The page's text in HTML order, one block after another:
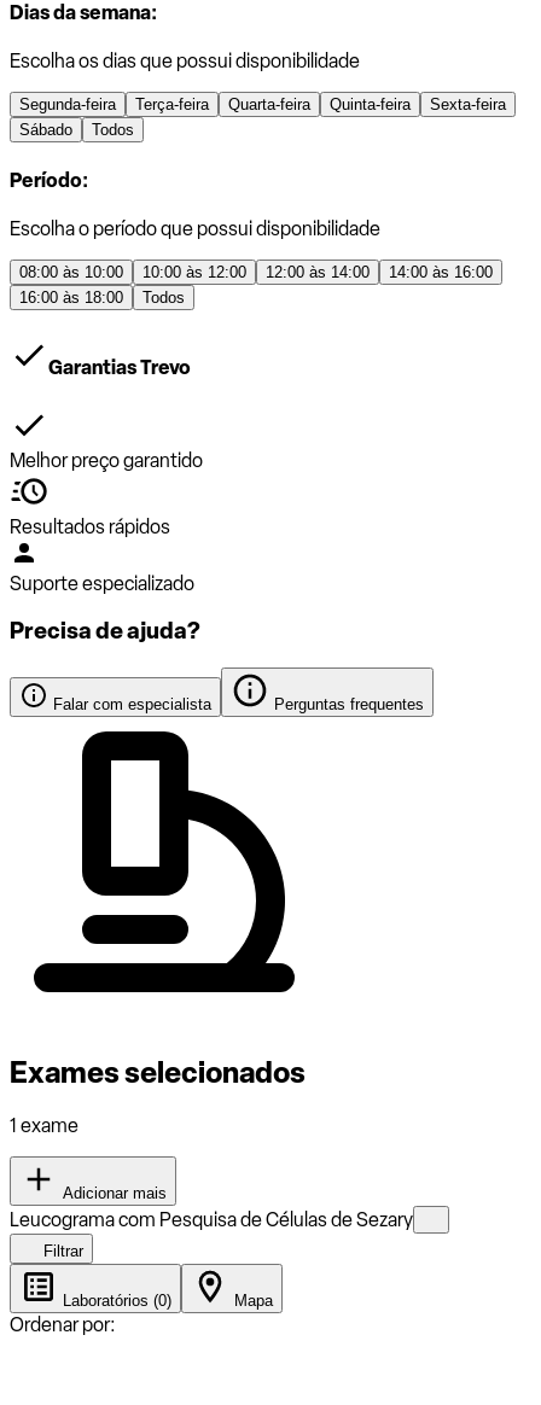
Dias da semana:
Escolha os dias que possui disponibilidade
Segunda-feira Terça-feira Quarta-feira Quinta-feira
Sexta-feira
Sábado
Todos
Período:
Escolha o período que possui disponibilidade
08:00 às 10:00 10:00 às 12:00 12:00 às 14:00
14:00 às 16:00
16:00 às 18:00
Todos
Garantias Trevo
Melhor preço garantido
Resultados rápidos
Suporte especializado
Precisa de ajuda?
Falar com especialista Perguntas frequentes
Exames selecionados
1 exame
Adicionar mais
Leucograma com Pesquisa de Células de Sezary
Filtrar
Laboratórios (0) Mapa
Ordenar por: